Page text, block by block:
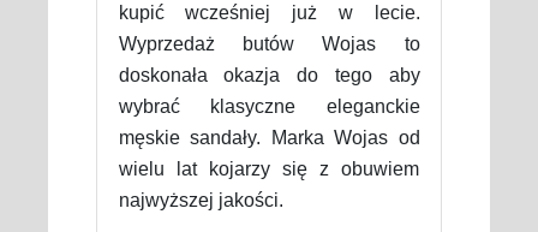
kupić wcześniej już w lecie.
Wyprzedaż butów Wojas to
doskonała okazja do tego aby
wybrać klasyczne eleganckie
męskie sandały. Marka Wojas od
wielu lat kojarzy się z obuwiem
najwyższej jakości.